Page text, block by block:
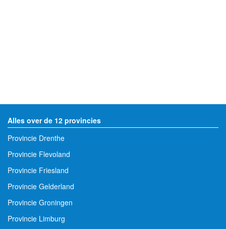
Alles over de 12 provincies
Provincie Drenthe
Provincie Flevoland
Provincie Friesland
Provincie Gelderland
Provincie Groningen
Provincie Limburg